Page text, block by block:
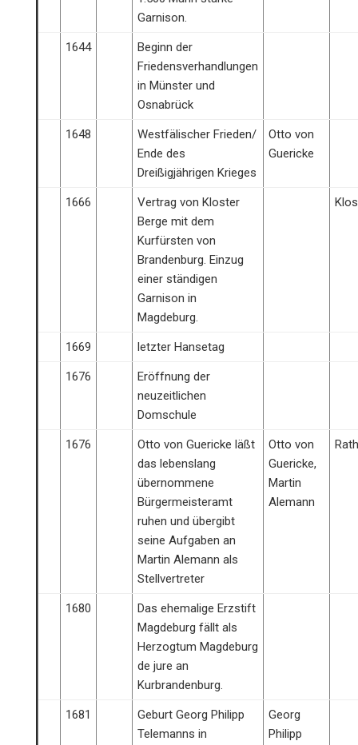
Garnison.
1644
Beginn der
Friedensverhandlungen
in Münster und
Osnabrück
1648
Westfälischer Frieden/
Ende des
Dreißigjährigen Krieges
Otto von
Guericke
1666
Vertrag von Kloster
Berge mit dem
Kurfürsten von
Brandenburg. Einzug
einer ständigen
Garnison in
Magdeburg.
1669 letzter Hansetag
1676
Eröffnung der
neuzeitlichen
Domschule
1676
Otto von Guericke läßt
das lebenslang
übernommene
Bürgermeisteramt
ruhen und übergibt
seine Aufgaben an
Martin Alemann als
Stellvertreter
Otto von
Guericke,
Martin
Alemann
1680
Das ehemalige Erzstift
Magdeburg fällt als
Herzogtum Magdeburg
de jure an
Kurbrandenburg.
1681
Geburt Georg Philipp
Telemanns in
Georg
Philipp